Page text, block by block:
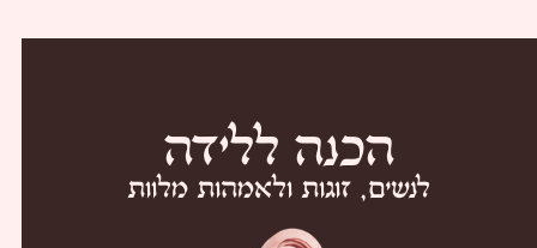
הכנה ללידה
לנשים, זוגות ולאמהות מלוות